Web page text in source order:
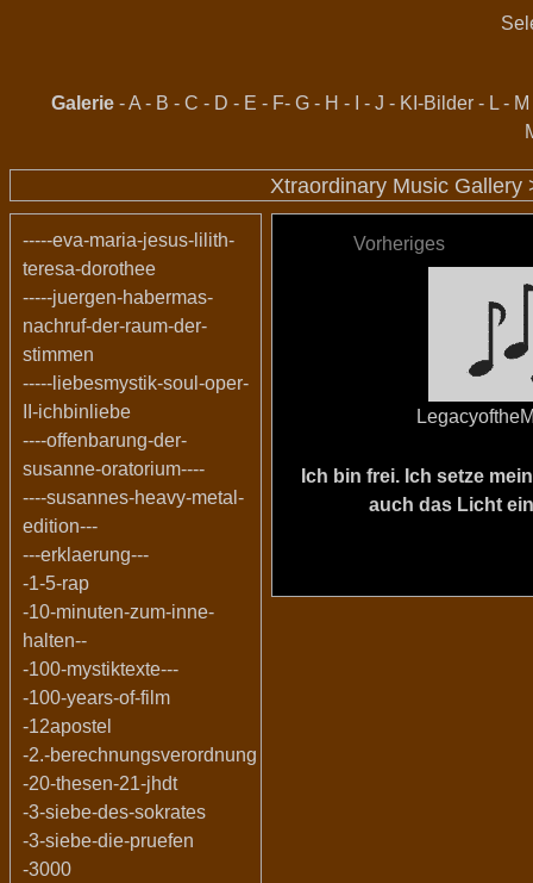
Galerie -A - B - C - D - E - F- G - H - - J - KI-Bilder - L - M
Xtraordinary Music Gallery
-----eva-maria-jesus-lilith-
teresa-dorothee
-----juergen-habermas-
nachruf-der-raum-der-
stimmen
-----liebesmystik-soul-oper-
II-ichbinliebe
----offenbarung-der-
susanne-oratorium----
----susannes-heavy-metal-
edition---
---erklaerung---
-1-5-rap
-10-minuten-zum-inne-
halten--
-100-mystiktexte---
-100-years-of-film
-12apostel
-2.-berechnungsverordnung
-20-thesen-21-jhdt
-3-siebe-des-sokrates
-3-siebe-die-pruefen
-3000
Vorheriges
Ich bin frei. Ich setze
auch das Licht